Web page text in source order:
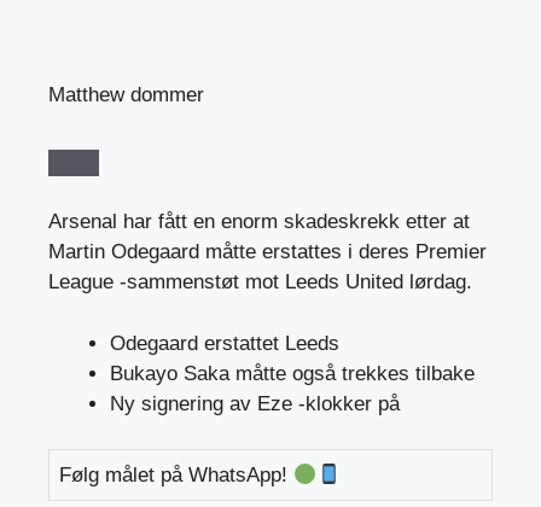
Matthew dommer
Arsenal har fått en enorm skadeskrekk etter at
Martin Odegaard måtte erstattes i deres Premier
League -sammenstøt mot Leeds United lørdag.
Odegaard erstattet Leeds
Bukayo Saka måtte også trekkes tilbake
Ny signering av Eze -klokker på
Følg målet på WhatsApp!